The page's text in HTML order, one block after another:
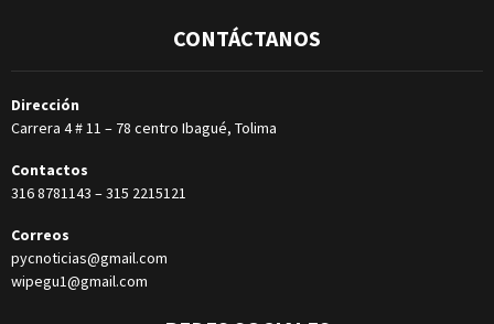
CONTÁCTANOS
Dirección
Carrera 4 # 11 – 78 centro Ibagué, Tolima
Contactos
316 8781143 –315 2215121
Correos
pycnoticias@gmail.com
wipegu1@gmail.com